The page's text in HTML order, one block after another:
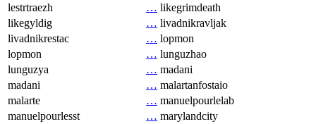
lestrtraezh
… likegrimdeath
likegyldig
… livadnikravljak
livadnikrestac
… lopmon
lopmon
… lunguzhao
lunguzya
… madani
madani
… malartanfostaio
malarte
… manuelpourlelab
manuelpourlesst
… marylandcity